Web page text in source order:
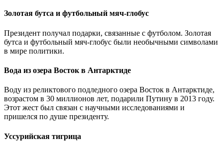
Золотая бутса и футбольный мяч-глобус
Президент получал подарки, связанные с футболом. Золотая
бутса и футбольный мяч-глобус были необычными символами
в мире политики.
Вода из озера Восток в Антарктиде
Воду из реликтового подледного озера Восток в Антарктиде,
возрастом в 30 миллионов лет, подарили Путину в 2013 году.
Этот жест был связан с научными исследованиями и
пришелся по душе президенту.
Уссурийская тигрица